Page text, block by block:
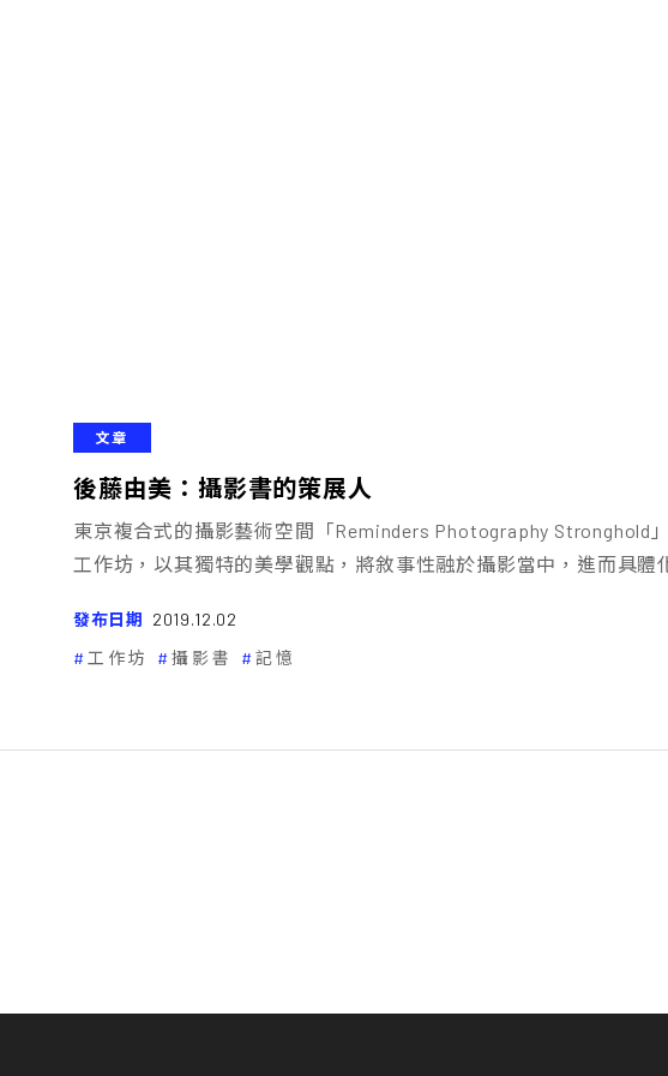
文章
後藤由美：攝影書的策展人
東京複合式的攝影藝術空間「Reminders Photography Stronghold
工作坊，以其獨特的美學觀點，將敘事性融於攝影當中，進而具體
發布日期 2019.12.02
工作坊
攝影書 記憶